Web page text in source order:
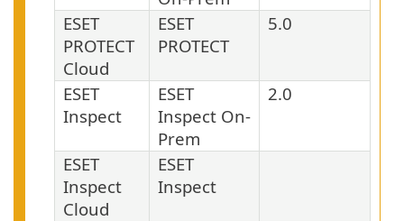
ESET
PROTECT
Cloud
ESET
PROTECT
5.0
ESET
Inspect
ESET
Inspect On-
Prem
2.0
ESET
Inspect
Cloud
ESET
Inspect